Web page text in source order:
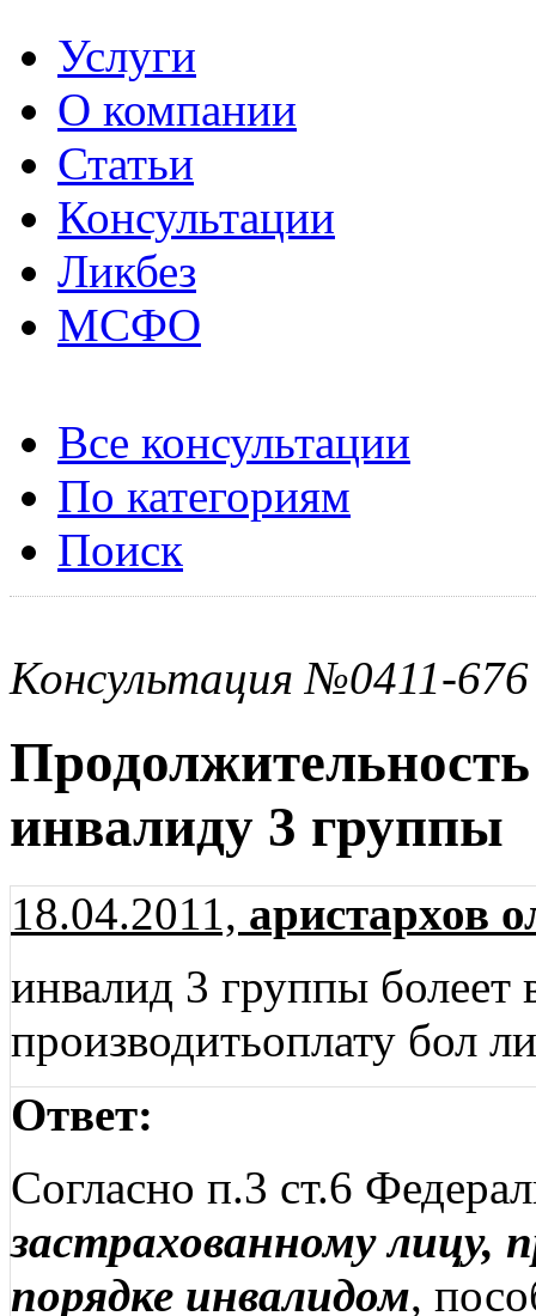
Услуги
О компании
Статьи
Консультации
Ликбез
МСФО
Все консультации
По категориям
Поиск
Консультация №0411-676
инвалиду 3 группы
18.04.2011, аристархов
инвалид 3 группы болеет
производитьоплату бол
Ответ:
Согласно п.3 ст.6
застрахованному лицу,
порядке инвалидом,